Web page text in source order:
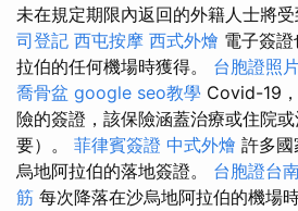
未在規定期限內返回的外籍人士將受
司登記 西屯按摩 西式外燴 電子簽
拉伯的任何機場時獲得。 台胞證照
喬骨盆 google seo教學 Covid-19
險的簽證，該保險涵蓋治療或住院
要）。 菲律賓簽證 中式外燴 許多
烏地阿拉伯的落地簽證。 台胞證台
筋 每次降落在沙烏地阿拉伯的機場